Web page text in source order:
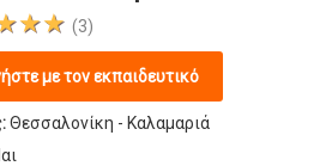
(3)
με τον εκπαιδευτικό
Θεσσαλονίκη - Καλαμαριά